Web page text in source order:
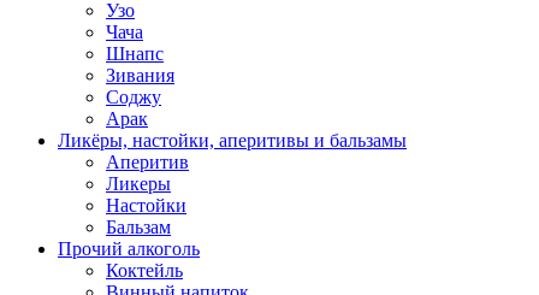
Узо
Чача
Шнапс
Зивания
Соджу
Арак
Ликёры, настойки, аперитивы и бальзамы
Аперитив
Ликеры
Настойки
Бальзам
Прочий алкоголь
Коктейль